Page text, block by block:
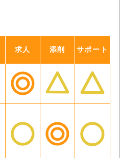
求人 添削 サポート